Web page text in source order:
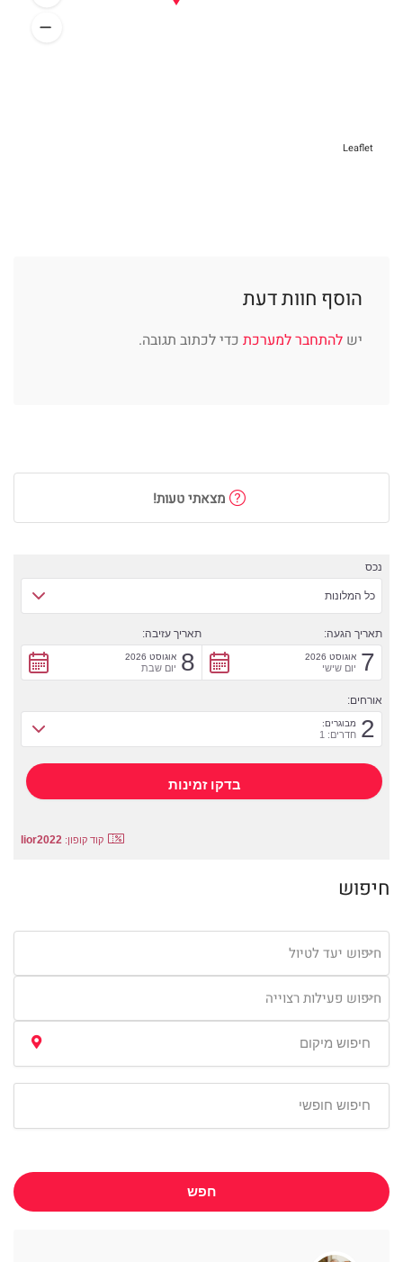
Leaflet
הוסף חוות דעת
יש להתחבר למערכת כדי לכתוב תגובה.
מצאתי טעות!
נכס
כל המלונות
תאריך הגעה:
7 אוגוסט 2026
יום שישי
תאריך עזיבה:
8 אוגוסט 2026
יום שבת
אורחים:
2 מבוגרים:
חדרים: 1
קוד קופון: lior2022
חיפוש
חיפוש יעד לטיול
חיפוש פעילות רצוייה
חפש